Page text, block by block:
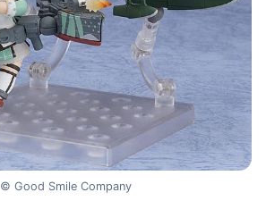
© Good Smile Company